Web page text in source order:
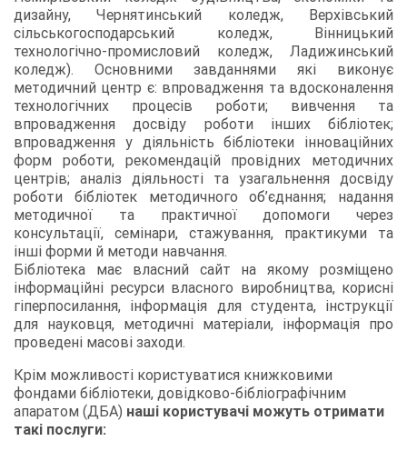
дизайну, Чернятинський коледж, Верхівський
сільськогосподарський коледж, Вінницький
технологічно-промисловий коледж, Ладижинський
коледж). Основними завданнями які виконує
методичний центр є: впровадження та вдосконалення
технологічних процесів роботи; вивчення та
впровадження досвіду роботи інших бібліотек;
впровадження у діяльність бібліотеки інноваційних
форм роботи, рекомендацій провідних методичних
центрів; аналіз діяльності та узагальнення досвіду
роботи бібліотек методичного об’єднання; надання
методичної та практичної допомоги через
консультації, семінари, стажування, практикуми та
інші форми й методи навчання.
Бібліотека має власний сайт на якому розміщено
інформаційні ресурси власного виробництва, корисні
гіперпосилання, інформація для студента, інструкції
для науковця, методичні матеріали, інформація про
проведені масові заходи.
Крім можливості користуватися книжковими
фондами бібліотеки, довідково-бібліографічним
апаратом (ДБА) наші користувачі можуть отримати
такі послуги: